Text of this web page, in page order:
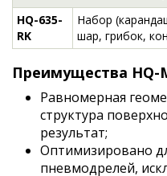
HQ-635-
RK
Набор
шар, грибок,
Преимущества HQ-
Равномерная
структура
результат;
Оптимизировано
пневмодрелей,